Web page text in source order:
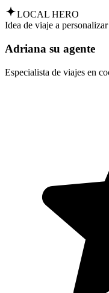
LOCAL HERO
Idea de viaje a
Adriana su agente
Especialista de viajes en